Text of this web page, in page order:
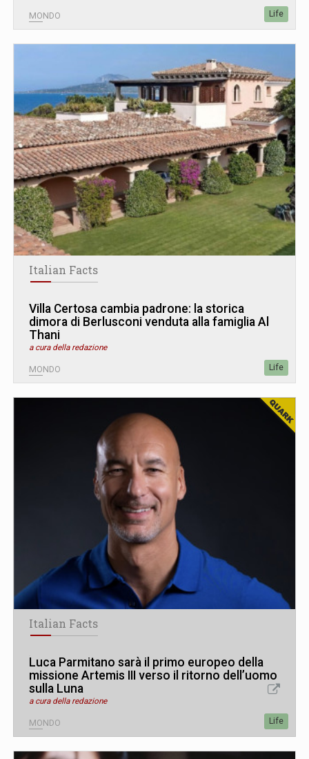
MONDO Life
Italian Facts
Villa Certosa cambia padrone: la storica
dimora di Berlusconi venduta alla famiglia Al
Thani
a cura della redazione
MONDO Life
Italian Facts
Luca Parmitano sarà il primo europeo della
missione Artemis III verso il ritorno dell’uomo
sulla Luna
a cura della redazione
MONDO Life